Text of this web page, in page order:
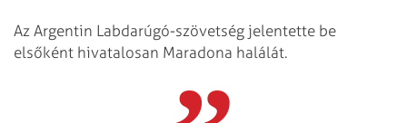
Az Argentin Labdarúgó-szövetség jelentette be
elsőként hivatalosan Maradona halálát.